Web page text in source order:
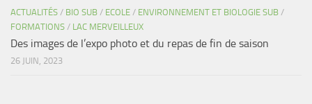
ACTUALITÉS / BIO SUB / ECOLE / ENVIRONNEMENT ET BIOLOGIE SUB /
FORMATIONS / LAC MERVEILLEUX
Des images de l’expo photo et du repas de fin de saison
26 JUIN, 2023